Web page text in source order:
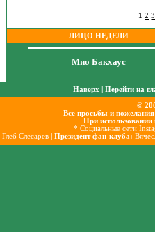
1 2 3
ЛИЦО НЕДЕЛИ
Мио Бакхаус
Наверх |Перейти на
©
Все просьбы и
При использовании
* Социальные сети
Глеб Слесарев | Президент фан-клуба: